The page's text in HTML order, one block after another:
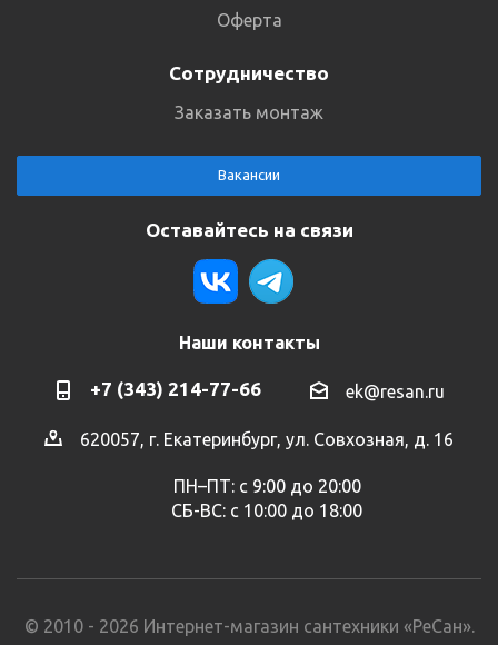
Оферта
Сотрудничество
Заказать монтаж
Вакансии
Оставайтесь на связи
Наши контакты
+7 (343) 214-77-66 ek@resan.ru
620057, г. Екатеринбург, ул. Совхозная, д. 16
ПН–ПТ: с 9:00 до 20:00
СБ-ВС: с 10:00 до 18:00
© 2010 - 2026 Интернет-магазин сантехники «РеСан».